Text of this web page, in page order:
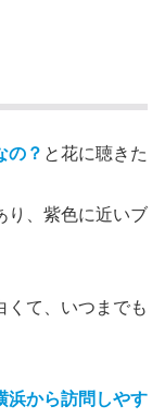
の？ と花に聴きた
り、紫色に近いブ
くて、いつまでも
浜から訪問しやす